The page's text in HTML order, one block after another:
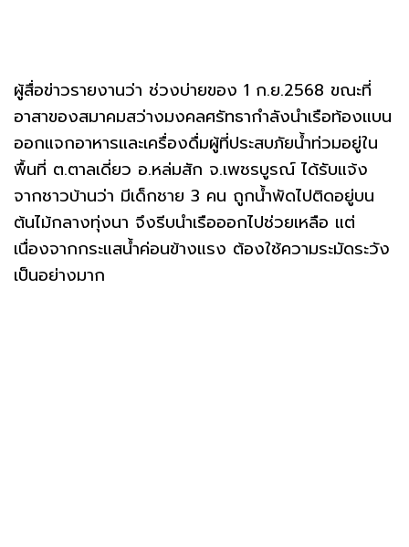
ผู้สื่อข่าวรายงานว่า ช่วงบ่ายของ 1 ก.ย.2568 ขณะที่
อาสาของสมาคมสว่างมงคลศรัทธากำลังนำเรือท้องแบน
ออกแจกอาหารและเครื่องดื่มผู้ที่ประสบภัยน้ำท่วมอยู่ใน
พื้นที่ ต.ตาลเดี่ยว อ.หล่มสัก จ.เพชรบูรณ์ ได้รับแจ้ง
จากชาวบ้านว่า มีเด็กชาย 3 คน ถูกน้ำพัดไปติดอยู่บน
ต้นไม้กลางทุ่งนา จึงรีบนำเรือออกไปช่วยเหลือ แต่
เนื่องจากกระแสน้ำค่อนข้างแรง ต้องใช้ความระมัดระวัง
เป็นอย่างมาก